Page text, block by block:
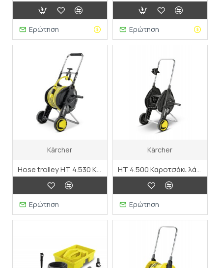
Ερώτηση Ερώτηση
Kärcher
Hose trolley HT 4.530 Kit 1/2"
Ερώτηση
Kärcher
HT 4.500 Καροτσάκι λάστιχου "Better"
Ερώτηση